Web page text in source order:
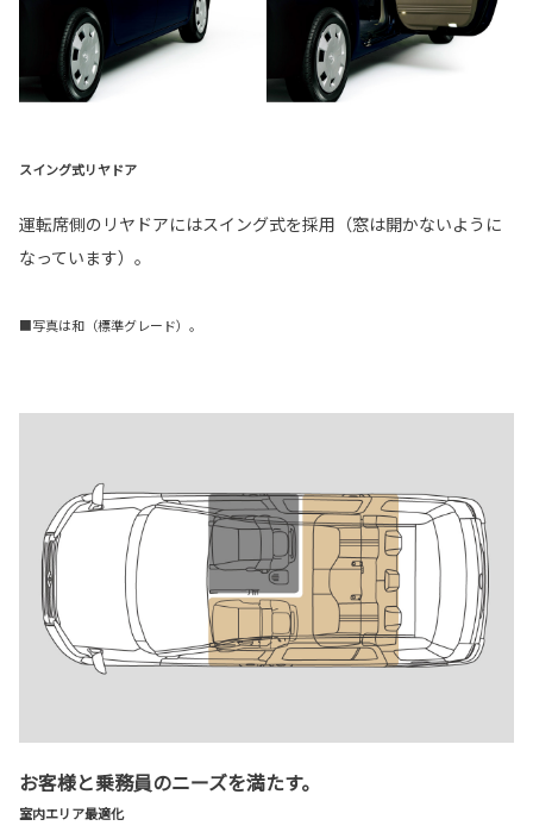
スイング式リヤドア
運転席側のリヤドアにはスイング式を採用（窓は開かないように
なっています）。
■写真は和（標準グレード）。
お客様と乗務員のニーズを満たす。
室内エリア最適化